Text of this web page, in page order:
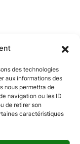
des technologies
aux informations des
nous permettra de
navigation ou les ID
de retirer son
caractéristiques